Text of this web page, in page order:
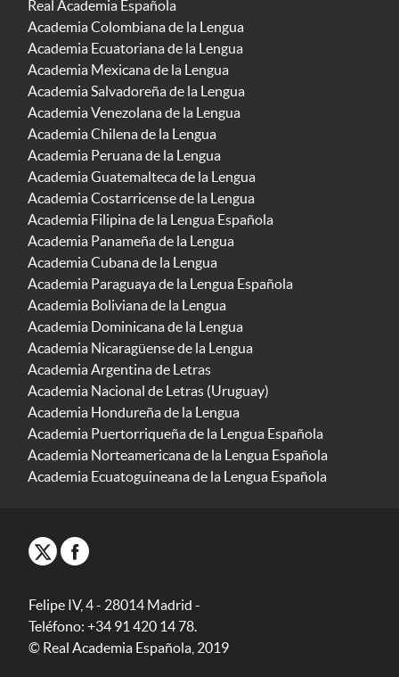
Real Academia Española
Academia Colombiana de la Lengua
Academia Ecuatoriana de la Lengua
Academia Mexicana de la Lengua
Academia Salvadoreña de la Lengua
Academia Venezolana de la Lengua
Academia Chilena de la Lengua
Academia Peruana de la Lengua
Academia Guatemalteca de la Lengua
Academia Costarricense de la Lengua
Academia Filipina de la Lengua Española
Academia Panameña de la Lengua
Academia Cubana de la Lengua
Academia Paraguaya de la Lengua Española
Academia Boliviana de la Lengua
Academia Dominicana de la Lengua
Academia Nicaragüense de la Lengua
Academia Argentina de Letras
Academia Nacional de Letras (Uruguay)
Academia Hondureña de la Lengua
Academia Puertorriqueña de la Lengua Española
Academia Norteamericana de la Lengua Española
Academia Ecuatoguineana de la Lengua Española
Felipe IV, 4 - 28014 Madrid -
Teléfono: +34 91 420 14 78.
© Real Academia Española, 2019